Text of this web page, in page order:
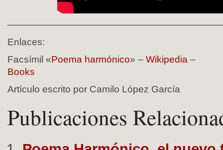
Enlaces:
Facsímil «Poema harmónico» – Wikipedia –
Books
Artículo escrito por Camilo López García
Publicaciones